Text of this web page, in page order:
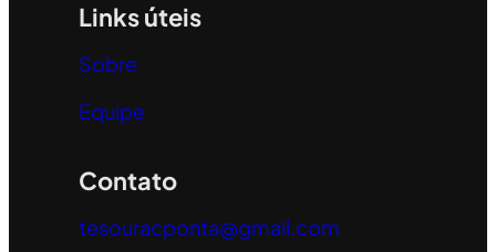
Links úteis
Sobre
Equipe
Contato
tesouracponta@gmail.com